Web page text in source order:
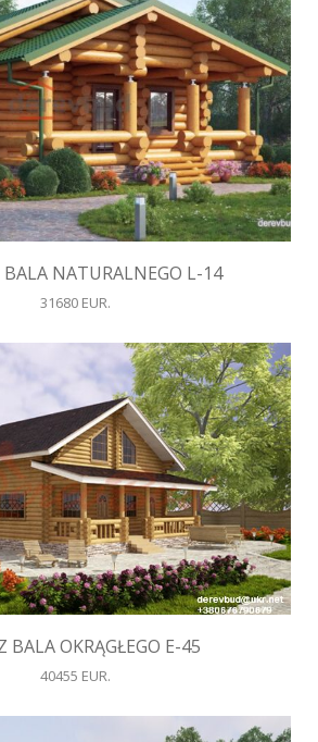
NATURALNEGO L-14
31680 EUR.
BALA OKRĄGŁEGO E-45
40455 EUR.